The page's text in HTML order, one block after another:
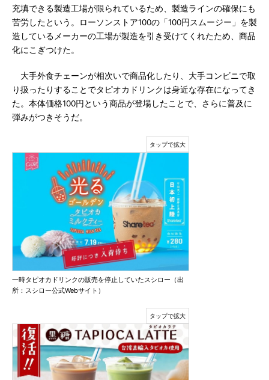
充填できる製造工場が限られているため、製造ラインの確保にも
苦労したという。ローソンストア100の「100円スムージー」を製
造しているメーカーの工場が製造を引き受けてくれたため、商品
化にこぎつけた。
大手外食チェーンが相次いで商品化したり、大手コンビニで取
り扱ったりすることでタピオカドリンクは身近な存在になってき
た。本体価格100円という商品が登場したことで、さらに普及に
弾みがつきそうだ。
一時タピオカドリンクの販売を停止していたスシロー（出
所：スシロー公式Webサイト）